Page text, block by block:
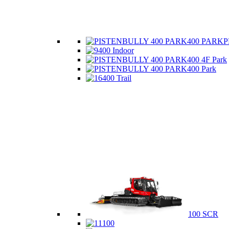
400
400 Indoor
400 4F Park
400 Park
400 Trail
100 SCR
100